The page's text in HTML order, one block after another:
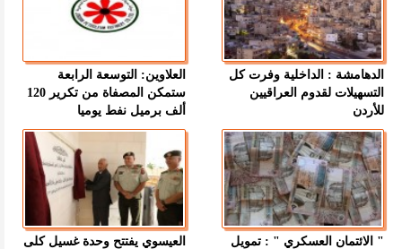
الدهامشة : الداخلية وفرت كل
التسهيلات لقدوم العراقيين
للأردن
العلاوين: التوسعة الرابعة
ستمكن المصفاة من تكرير 120
ألف برميل نفط يوميا
" الائتمان العسكري " : تمويل
العيسوي يفتتح وحدة غسيل كلى